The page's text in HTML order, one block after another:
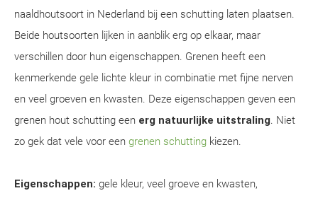
naaldhoutsoort in Nederland bij een schutting laten plaatsen.
Beide houtsoorten lijken in aanblik erg op elkaar, maar
verschillen door hun eigenschappen. Grenen heeft een
kenmerkende gele lichte kleur in combinatie met fijne nerven
en veel groeven en kwasten. Deze eigenschappen geven een
grenen hout schutting een erg natuurlijke uitstraling. Niet
zo gek dat vele voor een grenen schutting kiezen.
Eigenschappen: gele kleur, veel groeve en kwasten,